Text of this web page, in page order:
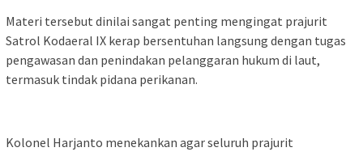
Materi tersebut dinilai sangat penting mengingat prajurit
Satrol Kodaeral IX kerap bersentuhan langsung dengan tugas
pengawasan dan penindakan pelanggaran hukum di laut,
termasuk tindak pidana perikanan.
Kolonel Harjanto menekankan agar seluruh prajurit